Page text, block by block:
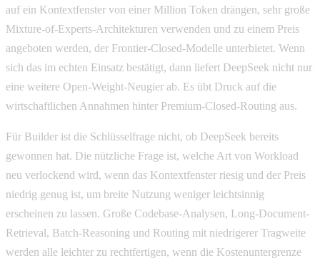
auf ein Kontextfenster von einer Million Token drängen, sehr große
Mixture-of-Experts-Architekturen verwenden und zu einem Preis
angeboten werden, der Frontier-Closed-Modelle unterbietet. Wenn
sich das im echten Einsatz bestätigt, dann liefert DeepSeek nicht nur
eine weitere Open-Weight-Neugier ab. Es übt Druck auf die
wirtschaftlichen Annahmen hinter Premium-Closed-Routing aus.
Für Builder ist die Schlüsselfrage nicht, ob DeepSeek bereits
gewonnen hat. Die nützliche Frage ist, welche Art von Workload
neu verlockend wird, wenn das Kontextfenster riesig und der Preis
niedrig genug ist, um breite Nutzung weniger leichtsinnig
erscheinen zu lassen. Große Codebase-Analysen, Long-Document-
Retrieval, Batch-Reasoning und Routing mit niedrigerer Tragweite
werden alle leichter zu rechtfertigen, wenn die Kostenuntergrenze